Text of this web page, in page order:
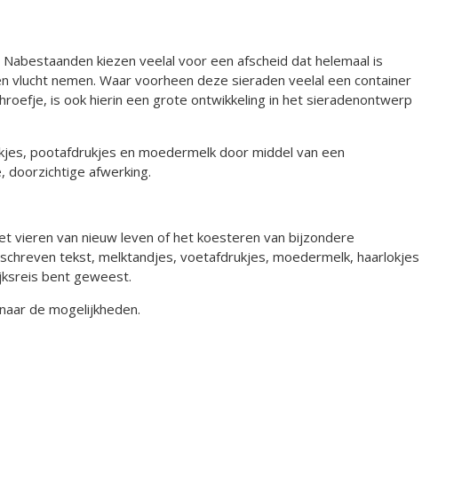
kiezen veelal voor een afscheid dat helemaal is
nemen. Waar voorheen deze sieraden veelal een container
is ook hierin een grote ontwikkeling in het sieradenontwerp
pootafdrukjes en moedermelk door middel van een
doorzichtige afwerking.
vieren van nieuw leven of het koesteren van bijzondere
tekst, melktandjes, voetafdrukjes, moedermelk, haarlokjes
bent geweest.
de mogelijkheden.